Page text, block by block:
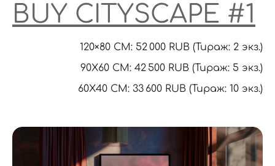
BUY CITYSCAPE #1
120×80 CM: 52 000 RUB (Тираж: 2 экз.)
90X60 CM: 42 500 RUB (Тираж: 5 экз.)
60Х40 СМ: 33 600 RUB (Тираж: 10 экз.)